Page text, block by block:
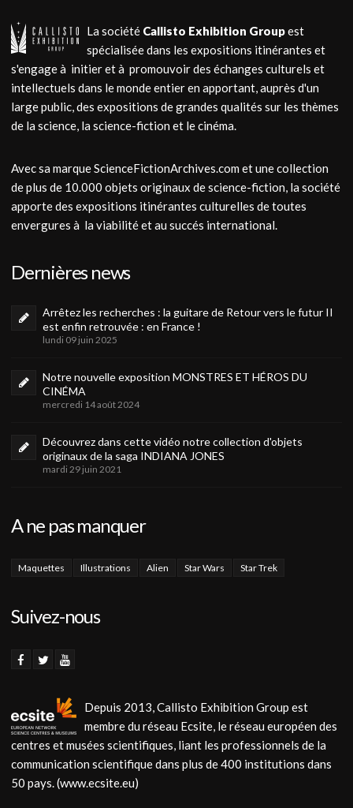
La société Callisto Exhibition Groupest
spécialisée dans les expositions itinérantes et
s'engage à initier et à promouvoir des échanges culturels et
intellectuels dans le monde entier en apportant, auprès d'un
large public, des expositions de grandes qualités sur les thèmes
de la science, la science-fiction et le cinéma.
Avec sa marque ScienceFictionArchives.com et une collection
de plus de 10.000 objets originaux de science-fiction, la société
apporte des expositions itinérantes culturelles de toutes
envergures à la viabilité et au succés international.
Dernières news
Arrêtez les recherches : la guitare de Retour vers le futur II
est enfin retrouvée : en France !
lundi 09 juin 2025
Notre nouvelle exposition MONSTRES ET HÉROS DU
CINÉMA
mercredi 14 août 2024
Découvrez dans cette vidéo notre collection d'objets
originaux de la saga INDIANA JONES
mardi 29 juin 2021
A ne pas manquer
Maquettes Illustrations Alien Star Wars Star Trek
Suivez-nous
Depuis 2013, Callisto Exhibition Group est
membre du réseau Ecsite, le réseau européen des
centres et musées scientifiques, liant les professionnels de la
communication scientifique dans plus de 400 institutions dans
50 pays. (www.ecsite.eu)